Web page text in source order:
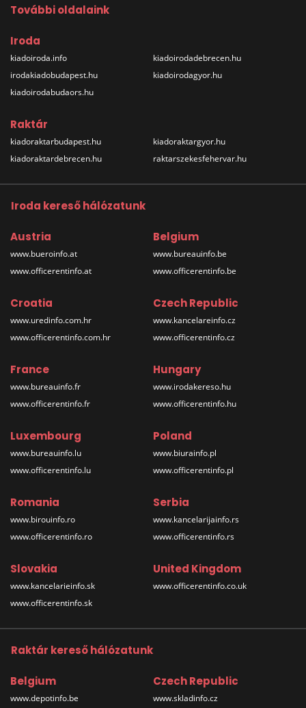
További oldalaink
Iroda
kiadoiroda.info
irodakiadobudapest.hu
kiadoirodabudaors.hu
kiadoirodadebrecen.hu
kiadoirodagyor.hu
Raktár
kiadoraktarbudapest.hu
kiadoraktardebrecen.hu
kiadoraktargyor.hu
raktarszekesfehervar.hu
Iroda kereső hálózatunk
Austria
www.bueroinfo.at
www.officerentinfo.at
Belgium
www.bureauinfo.be
www.officerentinfo.be
Croatia
www.uredinfo.com.hr
www.officerentinfo.com.hr
Czech Republic
www.kancelareinfo.cz
www.officerentinfo.cz
France
www.bureauinfo.fr
www.officerentinfo.fr
Hungary
www.irodakereso.hu
www.officerentinfo.hu
Luxembourg
www.bureauinfo.lu
www.officerentinfo.lu
Poland
www.biurainfo.pl
www.officerentinfo.pl
Romania
www.birouinfo.ro
www.officerentinfo.ro
Serbia
www.kancelarijainfo.rs
www.officerentinfo.rs
Slovakia
www.kancelarieinfo.sk
www.officerentinfo.sk
United Kingdom
www.officerentinfo.co.uk
Raktár kereső hálózatunk
Belgium
www.depotinfo.be
Czech Republic
www.skladinfo.cz